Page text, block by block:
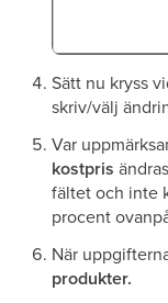
Sätt nu kryss
skriv/välj
Var
kostpris
fältet och inte
procent
När
produkter.